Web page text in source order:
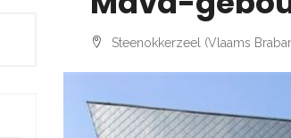
Steenokkerzeel (Vlaams